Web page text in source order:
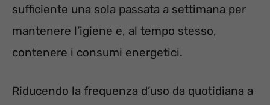
sufficiente una sola passata a settimana per
mantenere l’igiene e, al tempo stesso,
contenere i consumi energetici.
Riducendo la frequenza d’uso da quotidiana a